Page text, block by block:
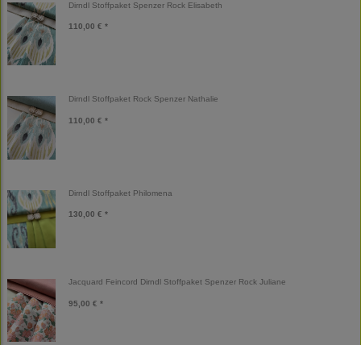
Dirndl Stoffpaket Spenzer Rock Elisabeth
110,00 € *
Dirndl Stoffpaket Rock Spenzer Nathalie
110,00 € *
Dirndl Stoffpaket Philomena
130,00 € *
Jacquard Feincord Dirndl Stoffpaket Spenzer Rock Juliane
95,00 € *